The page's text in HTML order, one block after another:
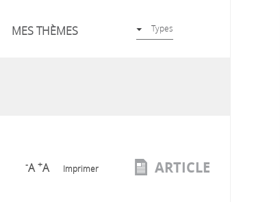
MES THÈMES Types
-A +A Imprimer ARTICLE